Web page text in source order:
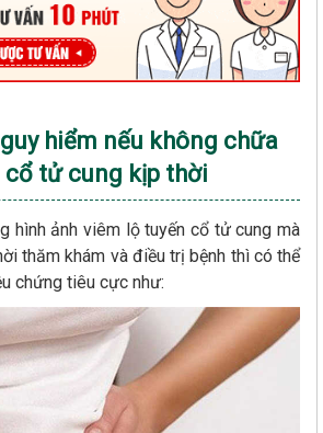
hiểm nếu không chữa
tử cung kịp thời
hình ảnh viêm lộ tuyến cổ tử cung mà
thăm khám và điều trị bệnh thì có thể
chứng tiêu cực như: